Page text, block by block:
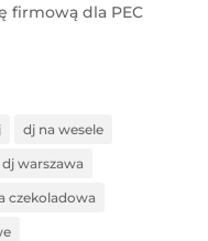
firmową dla PEC
dj na wesele
dj warszawa
czekoladowa